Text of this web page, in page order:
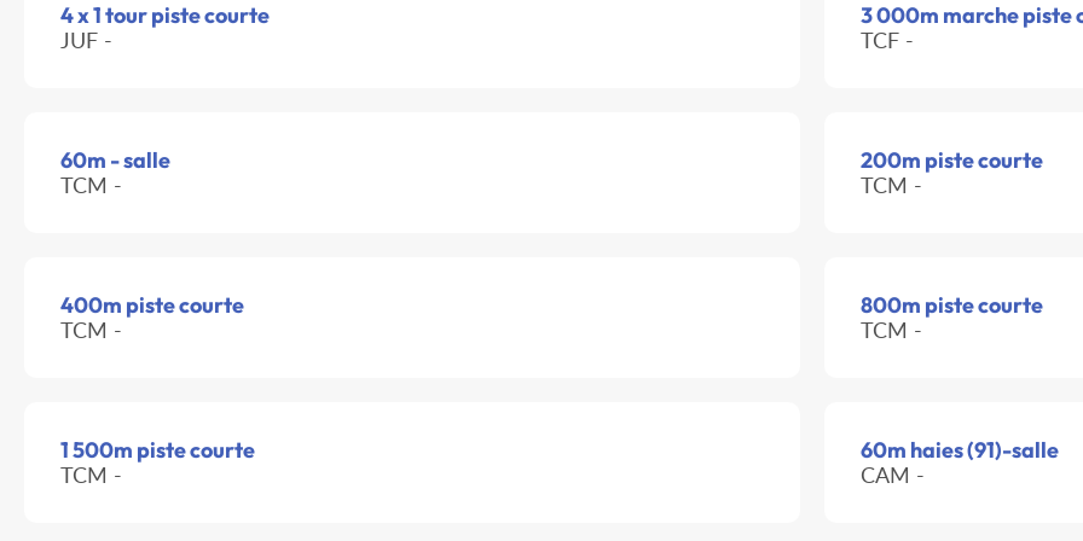
4 x 1 tour piste courte
JUF -
3 000m marche piste
TCF -
60m - salle
TCM -
200m piste courte
TCM -
400m piste courte
TCM -
800m piste courte
TCM -
1 500m piste courte
TCM -
60m haies (91)-salle
CAM -